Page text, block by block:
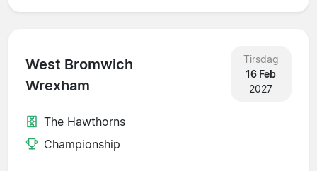
West Bromwich
Wrexham
Tirsdag
16 Feb
2027
The Hawthorns
Championship